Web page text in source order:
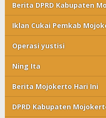
Berita DPRD Kabupaten
Iklan Cukai Pemkab
Operasi yustisi
Ning Ita
Berita Mojokerto Hari Ini
DPRD Kabupaten